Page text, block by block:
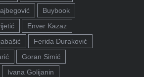
Buybook
Enver Kazaz
Ferida Duraković
Goran Simić
Ivana Golijanin